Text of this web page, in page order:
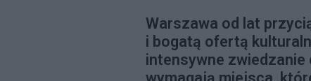
Warszawa od lat
i bogatą ofertą
intensywne zwiedzanie